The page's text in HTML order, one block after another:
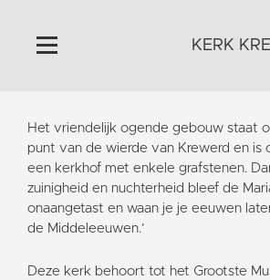
Home
Algemeen
Historie
Omgeving
Het Grootste Museum
Activiteiten
KERK
Het vriendelijk ogende gebouw staat
punt van de wierde van Krewerd en is
een kerkhof met enkele grafstenen.
zuinigheid en nuchterheid bleef de
onaangetast en waan je je eeuwen
de Middeleeuwen.’
Deze kerk behoort tot het Grootste